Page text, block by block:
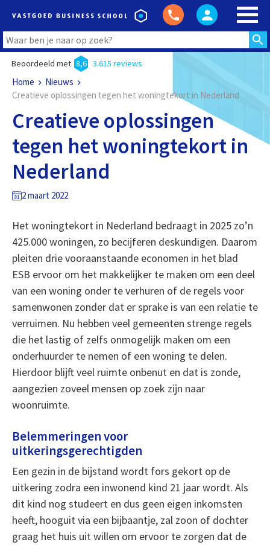
Beoordeeld met 8,6 3.615 reviews
Home
Nieuws
Creatieve oplossingen tegen het woningtekort in Nederland
Creatieve oplossingen
tegen het woningtekort in
Nederland
2 maart 2022
Het woningtekort in Nederland bedraagt in 2025 zo’n
425.000 woningen, zo becijferen deskundigen. Daarom
pleiten drie vooraanstaande economen in het blad
ESB ervoor om het makkelijker te maken om een deel
van een woning onder te verhuren of de regels voor
samenwonen zonder dat er sprake is van een relatie te
verruimen. Nu hebben veel gemeenten strenge regels
die het lastig of zelfs onmogelijk maken om een
onderhuurder te nemen of een woning te delen.
Hierdoor blijft veel ruimte onbenut en dat is zonde,
aangezien zoveel mensen op zoek zijn naar
woonruimte.
Belemmeringen voor
uitkeringsgerechtigden
Een gezin in de bijstand wordt fors gekort op de
uitkering zodra een inwonend kind 21 jaar wordt. Als
dit kind nog studeert en dus geen eigen inkomsten
heeft, hooguit via een bijbaantje, zal zoon of dochter
graag het huis uit willen om ervoor te zorgen dat de